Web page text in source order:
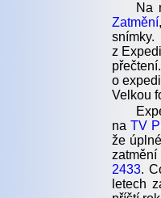
Na
Zatmění
z
o
Velkou
naTV
že
2433.
letech